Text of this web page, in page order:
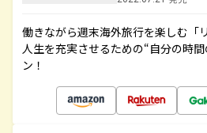
働きながら週末海外旅行を楽しむ「
人生を充実させるための“自分の時
ン！